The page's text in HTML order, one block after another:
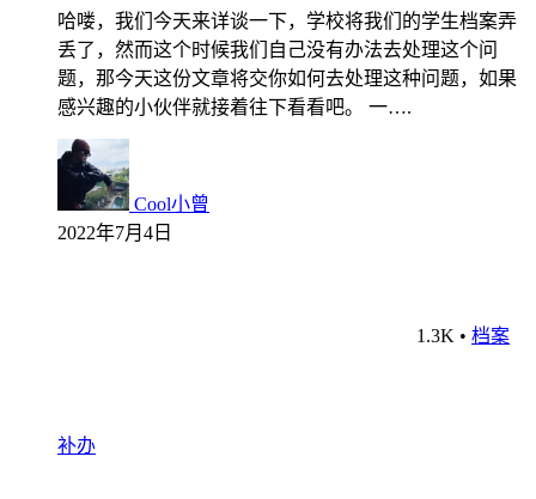
哈喽，我们今天来详谈一下，学校将我们的学生档案弄
丢了，然而这个时候我们自己没有办法去处理这个问
题，那今天这份文章将交你如何去处理这种问题，如果
感兴趣的小伙伴就接着往下看看吧。 一….
Cool小曾
2022年7月4日
1.3K • 档案
补办